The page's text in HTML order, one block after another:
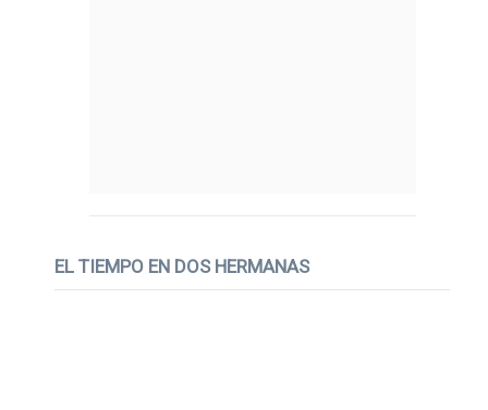
EL TIEMPO EN DOS HERMANAS